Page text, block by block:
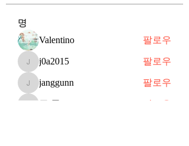
명
Valentino 팔로우
j0a2015
j0a2015 팔로우
janggunn
janggunn 팔로우
쥬 공 팔로우